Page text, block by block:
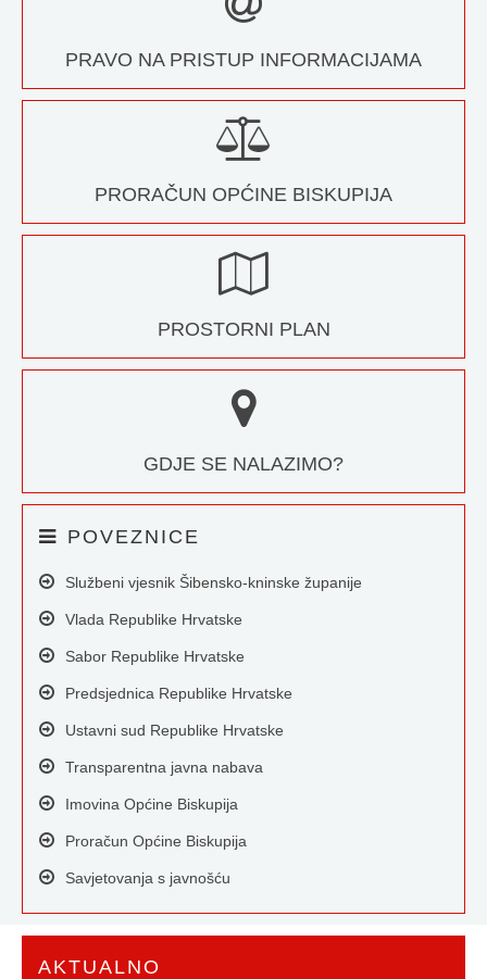
PRAVO NA PRISTUP INFORMACIJAMA
PRORAČUN OPĆINE BISKUPIJA
PROSTORNI PLAN
GDJE SE NALAZIMO?
POVEZNICE
Službeni vjesnik Šibensko-kninske županije
Vlada Republike Hrvatske
Sabor Republike Hrvatske
Predsjednica Republike Hrvatske
Ustavni sud Republike Hrvatske
Transparentna javna nabava
Imovina Općine Biskupija
Proračun Općine Biskupija
Savjetovanja s javnošću
AKTUALNO